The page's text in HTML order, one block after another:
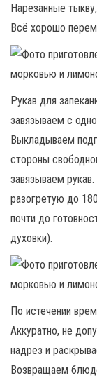
Нарезанные
Всё хорошо
Рукав для
завязываем с
Выкладываем
стороны
завязываем
разогретую до
почти до
духовки).
По истечении
Аккуратно, не
надрез и
Возвращаем